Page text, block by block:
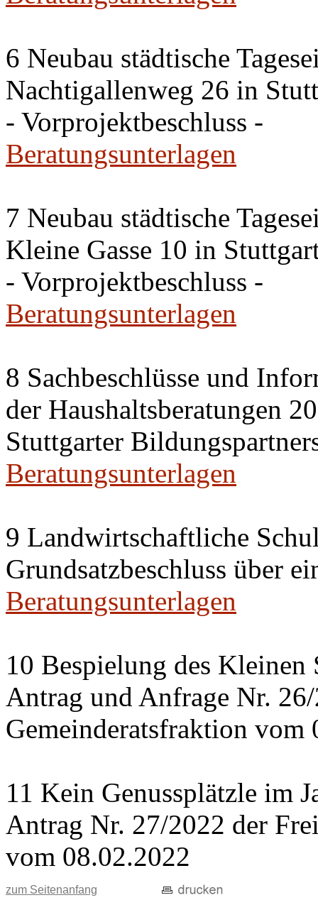
6 Neubau städtische
Nachtigallenweg 26 in
- Vorprojektbeschluss -
Beratungsunterlagen
7 Neubau städtische
Kleine Gasse 10 in
- Vorprojektbeschluss -
Beratungsunterlagen
8 Sachbeschlüsse und
der Haushaltsberatungen
Stuttgarter
Beratungsunterlagen
9 Landwirtschaftliche
Grundsatzbeschluss über
Beratungsunterlagen
10 Bespielung des Kleinen
Antrag und Anfrage Nr.
Gemeinderatsfraktion vom
11 Kein Genussplätzle im
Antrag Nr. 27/2022 der
vom 08.02.2022
zum Seitenanfang